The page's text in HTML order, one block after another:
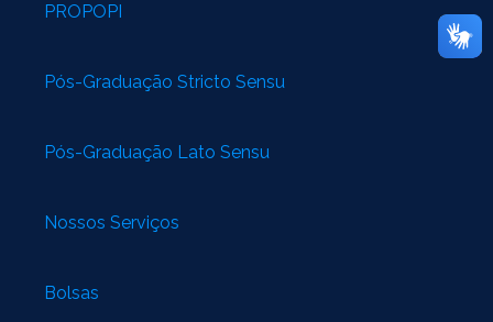
PROPOPI
Pós-Graduação Stricto Sensu
Pós-Graduação Lato Sensu
Nossos Serviços
Bolsas